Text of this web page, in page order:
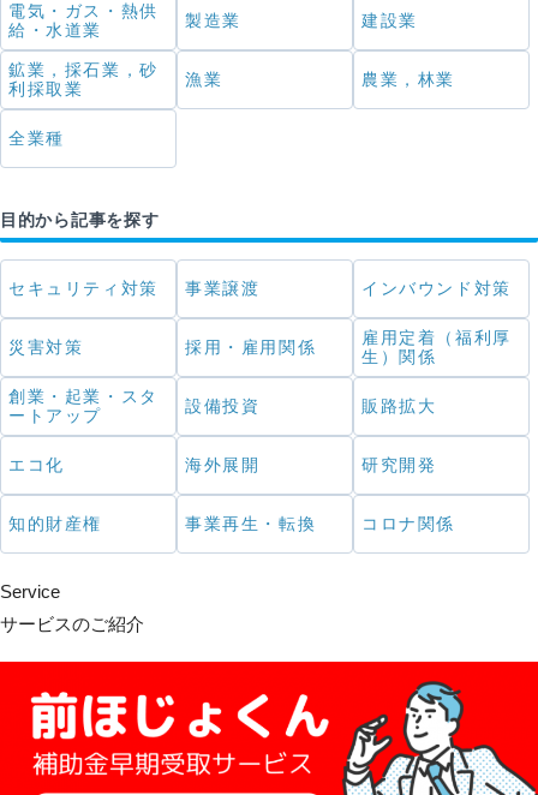
電気・ガス・熱供
給・水道業
製造業 建設業
鉱業，採石業，砂
利採取業
漁業 農業，林業
全業種
目的から記事を探す
セキュリティ対策 事業譲渡 インバウンド対策
災害対策 採用・雇用関係
雇用定着（福利厚
生）関係
創業・起業・スタ
ートアップ
設備投資 販路拡大
エコ化 海外展開 研究開発
知的財産権 事業再生・転換 コロナ関係
Service
サービスのご紹介